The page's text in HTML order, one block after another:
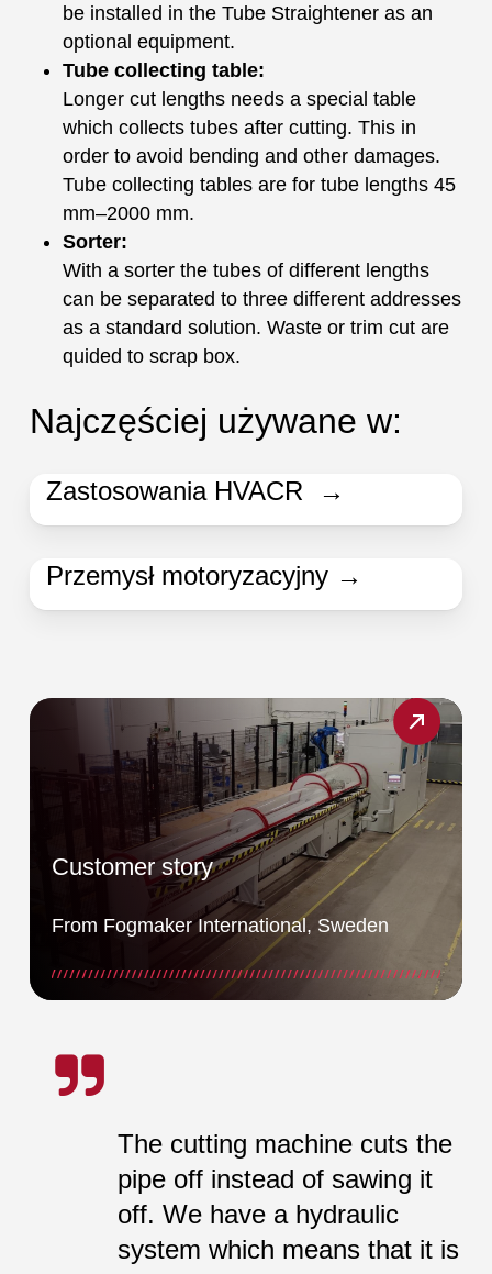
be installed in the Tube Straightener as an
optional equipment.
Tube collecting table:
Longer cut lengths needs a special table
which collects tubes after cutting. This in
order to avoid bending and other damages.
Tube collecting tables are for tube lengths 45
mm–2000 mm.
Sorter:
With a sorter the tubes of different lengths
can be separated to three different addresses
as a standard solution. Waste or trim cut are
quided to scrap box.
Najczęściej używane w:
Zastosowania HVACR →
Przemysł motoryzacyjny →
Customer story
From Fogmaker International, Sweden
The cutting machine cuts the
pipe off instead of sawing it
off. We have a hydraulic
system which means that it is